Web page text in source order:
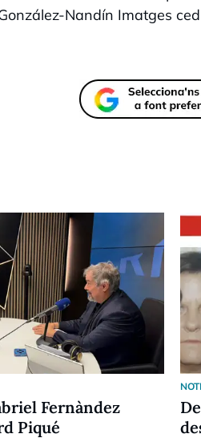
Nandín Imatges
Fernàndez
Piqué